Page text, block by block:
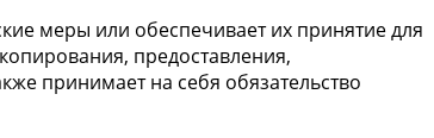
меры или обеспечивает их принятие для
предоставления,
принимает на себя обязательство